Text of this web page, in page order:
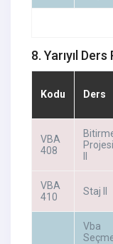
8. Yarıyıl Ders
Kodu Ders
VBA
408
Projesi
VBA
410
Staj II
Vba